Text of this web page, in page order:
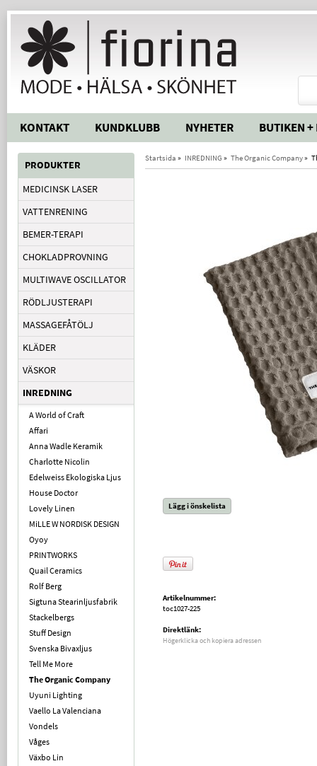
KONTAKT KUNDKLUBB NYHETER BUTIKEN +
PRODUKTER
MEDICINSK LASER
VATTENRENING
BEMER-TERAPI
CHOKLADPROVNING
MULTIWAVE OSCILLATOR
RÖDLJUSTERAPI
MASSAGEFÅTÖLJ
KLÄDER
VÄSKOR
INREDNING
A World of Craft
Affari
Anna Wadle Keramik
Charlotte Nicolin
Edelweiss Ekologiska Ljus
House Doctor
Lovely Linen
MiLLE W NORDISK DESIGN
Oyoy
PRINTWORKS
Quail Ceramics
Rolf Berg
Sigtuna Stearinljusfabrik
Stackelbergs
Stuff Design
Svenska Bivaxljus
Tell Me More
The Organic Company
Uyuni Lighting
Vaello La Valenciana
Vondels
Våges
Växbo Lin
Startsida » INREDNING » The Organic Company»
Lägg i önskelista
Artikelnummer:
toc1027-225
Direktlänk:
Högerklicka och kopiera adressen